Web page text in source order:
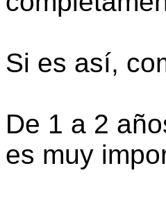
Si es así,
De 1 a 2
es muy